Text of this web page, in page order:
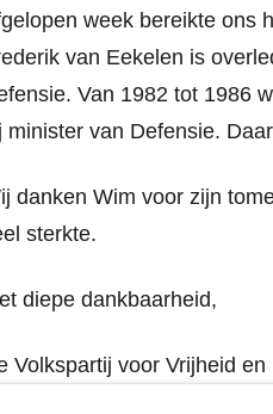
week bereikte ons
van Eekelen is
Van 1982 tot 1986
minister van Defensie.
danken Wim voor zijn
sterkte.
diepe dankbaarheid,
Volkspartij voor Vrijheid